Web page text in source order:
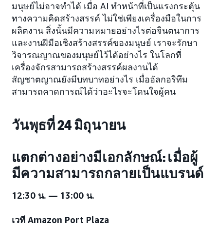
มนุษย์ไม่อาจทำได้ เมื่อ AI ทำหน้าที่เป็นแรงกระตุ้น
ทางความคิดสร้างสรรค์ ไม่ใช่เพียงเครื่องมือในการ
ผลิตงาน สิ่งนั้นมีความหมายอย่างไรต่อจินตนาการ
และงานฝีมือเชิงสร้างสรรค์ของมนุษย์ เราจะรักษา
วิจารณญาณของมนุษย์ไว้ได้อย่างไร ในโลกที่
เครื่องจักรสามารถสร้างสรรค์ผลงานได้
สัญชาตญาณยังมีบทบาทอย่างไร เมื่ออัลกอริทึม
สามารถคาดการณ์ได้ว่าอะไรจะโดนใจผู้คน
วันพุธที่ 24 มิถุนายน
แตกต่างอย่างมีเอกลักษณ์: เมื่อผู้
มีความสามารถกลายเป็นแบรนด์
12:30 น. — 13:00 น.
เวที Amazon Port Plaza